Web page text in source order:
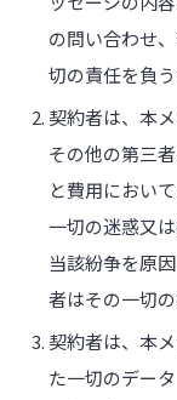
の問い合わせ
切の責任を負う
契約者は、本
その他の第三
と費用におい
一切の迷惑又
当該紛争を原
者はその一切
契約者は、本
た一切のデー